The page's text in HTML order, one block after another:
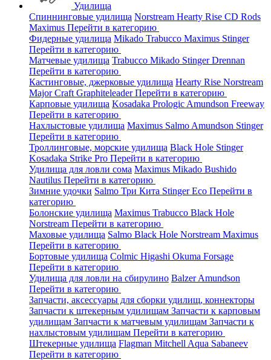
Удилища
Спиннинговые удилища Norstream Hearty Rise CD Rods
Maximus Перейти в категорию
Фидерные удилища Mikado Trabucco Maximus Stinger
Перейти в категорию
Матчевые удилища Trabucco Mikado StingerDrennan
Перейти в категорию
Кастинговые, джерковые удилища Hearty Rise Norstream
Major Craft GraphiteleaderПерейти в категорию
Карповые удилища Kosadaka Prologic Amundson Freeway
Перейти в категорию
Нахлыстовые удилища Maximus Salmo Amundson Stinger
Перейти в категорию
Троллинговые, морские удилища Black Hole Stinger
Kosadaka Strike Pro Перейти в категорию
Удилища для ловли сома Maximus Mikado Bushido
Nautilus Перейти в категорию
Зимние удочки Salmo Три Кита StingerEco Перейти в
категорию
Болонские удилища Maximus Trabucco Black Hole
Norstream Перейти в категорию
Маховые удилища Salmo Black Hole Norstream Maximus
Перейти в категорию
Бортовые удилища Colmic Higashi Okuma Forsage
Перейти в категорию
Удилища для ловли на сбирулино BalzerAmundson
Перейти в категорию
Запчасти, аксессуары для сборки удилищ, коннекторы
Запчасти к штекерным удилищам Запчасти к карповым
удилищам Запчасти к матчевым удилищам Запчасти к
нахлыстовым удилищам Перейти в категорию
Штекерные удилища Flagman Mitchell Aqua Sabaneev
Перейти в категорию